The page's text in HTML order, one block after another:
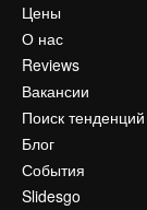
Цены
О нас
Reviews
Вакансии
Поиск тенденций
Блог
События
Slidesgo